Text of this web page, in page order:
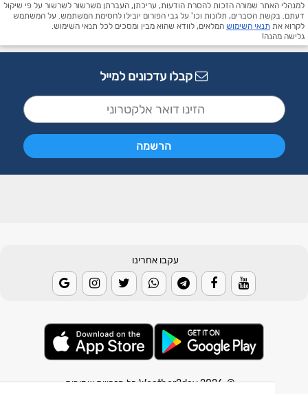
למנהלי האתר שמורה הזכות להסרת הודעות, עריכתן, העברתן משרשור לשרשור על פי שיקול
דעתם. בקשת הסברים, תלונות וכו' על גבי הפורום יובילו לחסימת המשתמש. על המשתמש
לקרוא את תנאי השימוש המלאים, לוודא שהוא מבין ומסכים לכל תנאי השימוש.
גלישה מהנה!
קבלו עדכונים למייל
עקבו אחרינו
© 2026 Weather2day כל הזכויות שמורות